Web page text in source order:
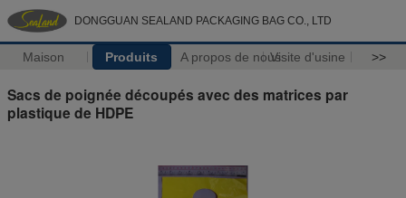
DONGGUAN SEALAND PACKAGING BAG CO., LTD
Maison Produits A propos de nousVisite d'usine >>
Sacs de poignée découpés avec des matrices par
plastique de HDPE